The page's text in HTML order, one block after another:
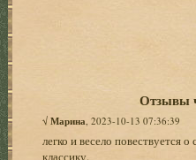
Отзывы
√Марина , 2023-10-13 07:36:39
легко и весело повествуется
классику.